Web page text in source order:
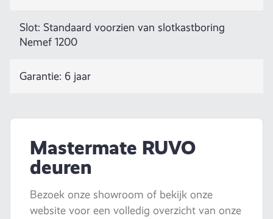
Slot: Standaard voorzien van slotkastboring
Nemef 1200
Garantie: 6 jaar
Mastermate RUVO
deuren
Bezoek onze showroom of bekijk onze
website voor een volledig overzicht van onze